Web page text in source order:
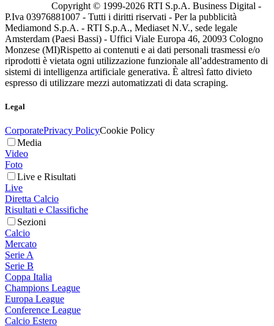
Copyright © 1999-2026 RTI S.p.A. Business Digital -
P.Iva 03976881007 - Tutti i diritti riservati - Per la pubblicità
Mediamond S.p.A. - RTI S.p.A., Mediaset N.V., sede legale
Amsterdam (Paesi Bassi) - Uffici Viale Europa 46, 20093 Cologno
Monzese (MI)Rispetto ai contenuti e ai dati personali trasmessi e/o
riprodotti è vietata ogni utilizzazione funzionale all’addestramento di
sistemi di intelligenza artificiale generativa. È altresì fatto divieto
espresso di utilizzare mezzi automatizzati di data scraping.
Legal
CorporatePrivacy PolicyCookie Policy
Media
Video
Foto
Live e Risultati
Live
Diretta Calcio
Risultati e Classifiche
Sezioni
Calcio
Mercato
Serie A
Serie B
Coppa Italia
Champions League
Europa League
Conference League
Calcio Estero